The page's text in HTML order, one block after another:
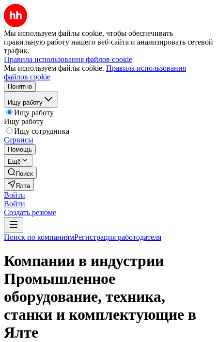
Мы используем файлы cookie, чтобы обеспечивать
правильную работу нашего веб-сайта и анализировать сетевой
трафик.
Правила использования файлов cookie
Мы используем файлы cookie. Правила использования
файлов cookie
Понятно
Ищу работу
Ищу работу
Ищу работу
Ищу сотрудника
Сервисы
Помощь
Ещё
Поиск
Ялта
Войти
Войти
Создать резюме
Поиск по компаниямРегистрация работодателя
Компании в индустрии
Промышленное
оборудование, техника,
станки и комплектующие в
Ялте